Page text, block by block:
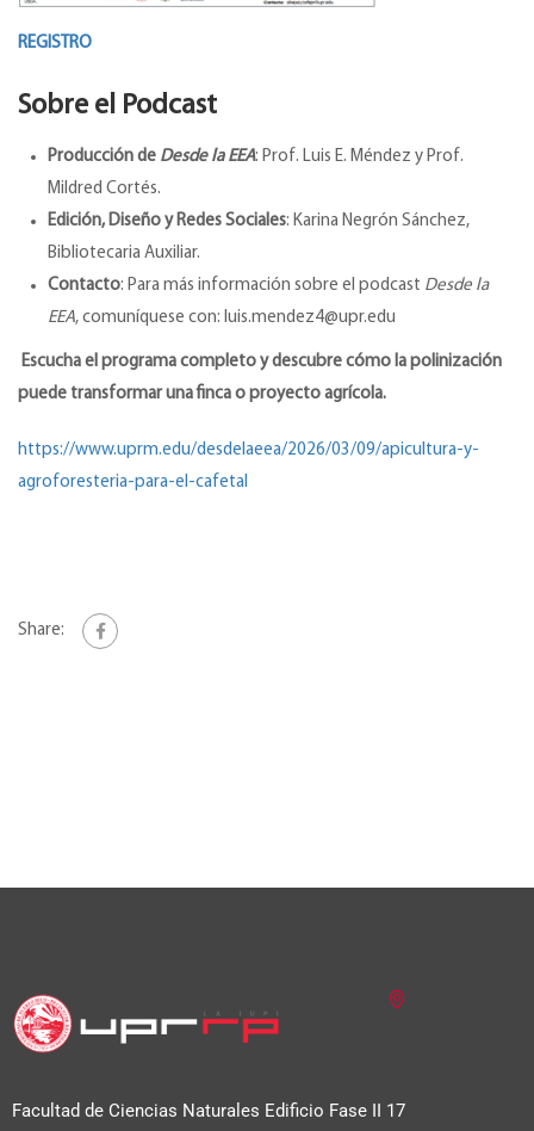
REGISTRO
Sobre el Podcast
Producción de Desde la EEA: Prof. Luis E. Méndez y Prof.
Mildred Cortés.
Edición, Diseño y Redes Sociales: Karina Negrón Sánchez,
Bibliotecaria Auxiliar.
Contacto: Para más información sobre el podcast Desde la
EEA, comuníquese con: luis.mendez4@upr.edu
Escucha el programa completo y descubre cómo la polinización
puede transformar una finca o proyecto agrícola.
https://www.uprm.edu/desdelaeea/2026/03/09/apicultura-y-
agroforesteria-para-el-cafetal
Share:
Facultad de Ciencias Naturales Edificio Fase II 17